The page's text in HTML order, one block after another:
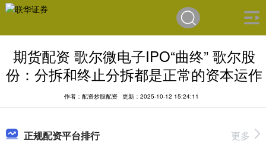
期货配资 歌尔微电子IPO“曲终” 歌尔股
份：分拆和终止分拆都是正常的资本运作
作者：配资炒股配资 更新：2025-10-12 15:24:11
正规配资平台排行 更多